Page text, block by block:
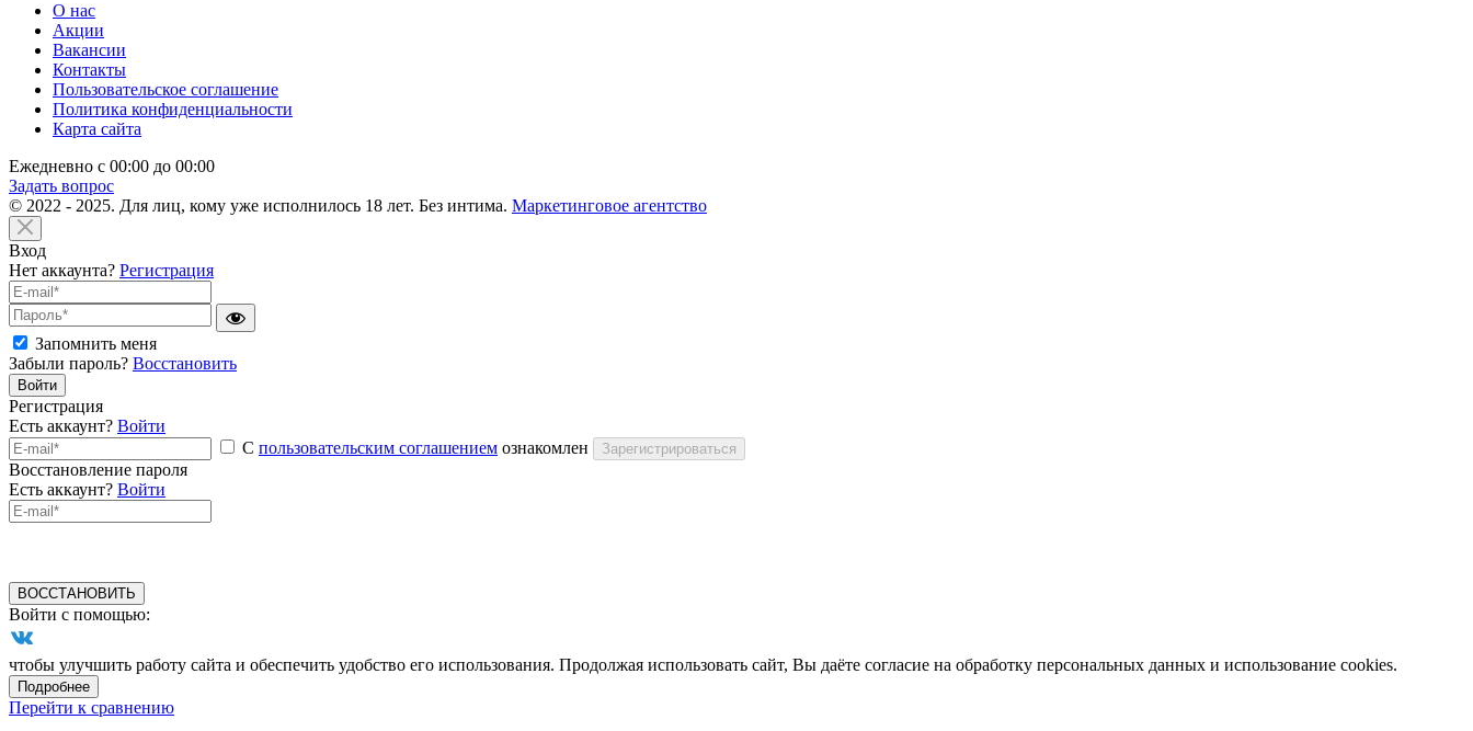
О нас
Акции
Вакансии
Контакты
Пользовательское соглашение
Политика конфиденциальности
Карта сайта
Ежедневно с 00:00 до 00:00
Задать вопрос
© 2022 - 2025. Для лиц, кому уже исполнилось 18 лет. Без интима. Маркетинговое агентство
Вход
Нет аккаунта? Регистрация
Запомнить меня
Забыли пароль? Восстановить
Войти
Регистрация
Есть аккаунт? Войти
С пользовательским соглашением ознакомлен Зарегистрироваться
Восстановление пароля
Есть аккаунт? Войти
ВОССТАНОВИТЬ
Войти с помощью:
чтобы улучшить работу сайта и обеспечить удобство его использования. Продолжая использовать сайт, Вы даёте согласие на обработку персональных данных и использование cookies.
Подробнее
Перейти к сравнению